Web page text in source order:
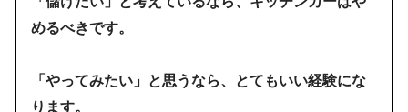
めるべきです。
「やってみたい」と思うなら、とてもいい経験にな
ります。